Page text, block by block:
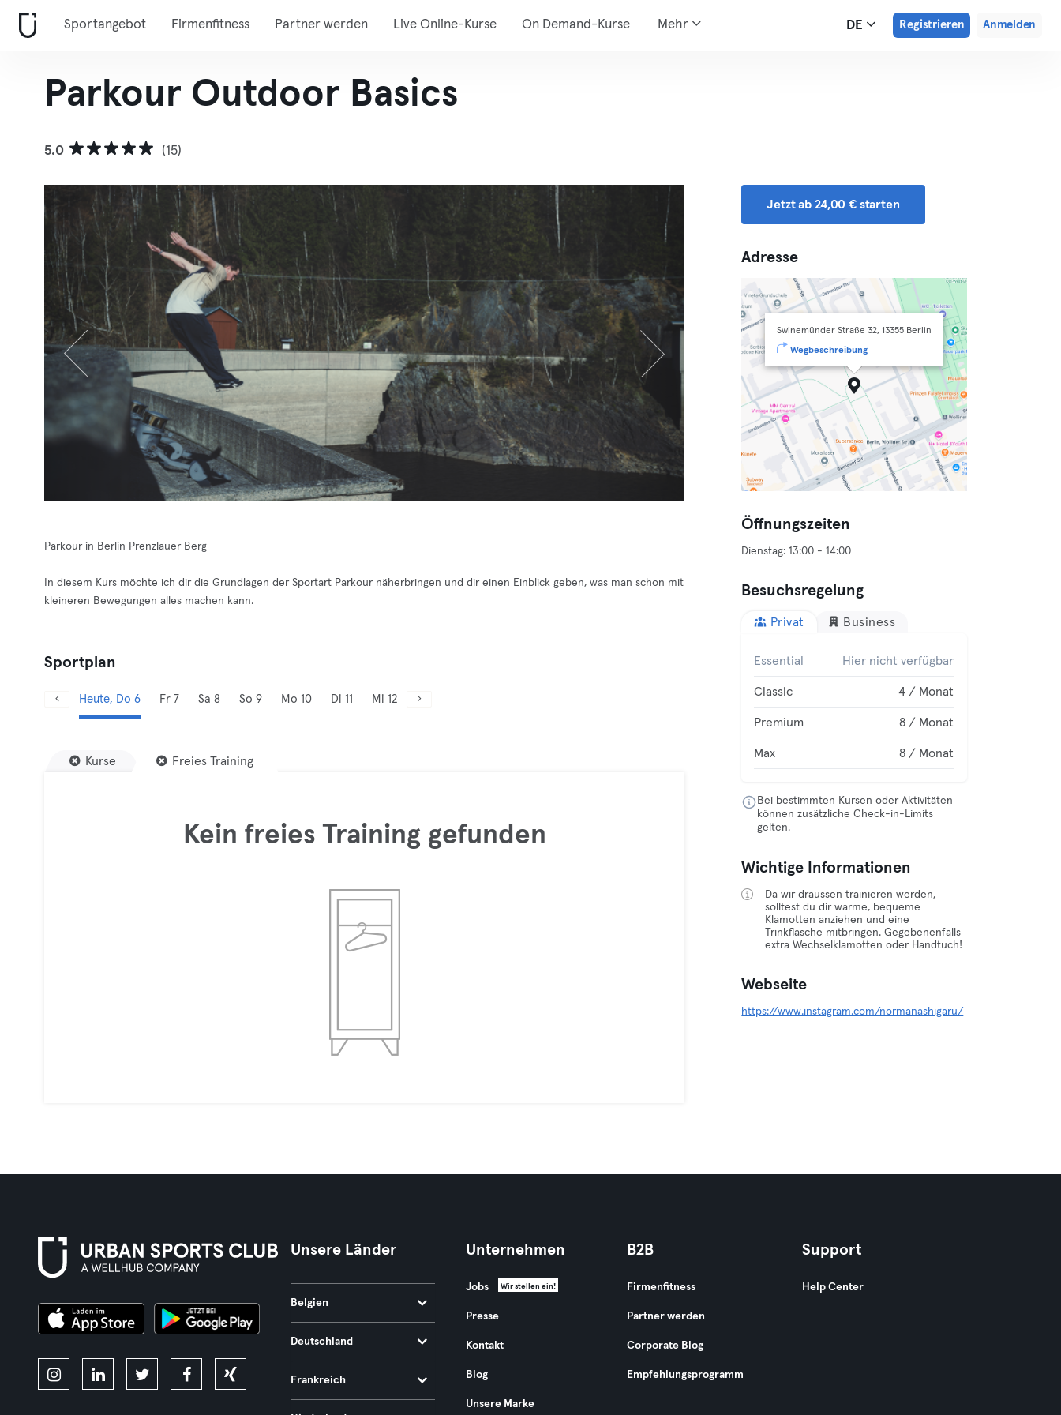
Sportangebot Firmenfitness Partner werden Live Online-Kurse On Demand-Kurse Mehr DE Registrieren Anmelden
Parkour Outdoor Basics
5.0 (15)
Parkour in Berlin Prenzlauer Berg
In diesem Kurs möchte ich dir die Grundlagen der Sportart Parkour näherbringen und dir einen Einblick geben, was man schon mit
kleineren Bewegungen alles machen kann.
Sportplan
Heute, Do 6 Fr 7 Sa 8 So 9 Mo 10 Di 11 Mi 12
Kurse Freies Training
Kein freies Training gefunden
Jetzt ab 24,00 € starten
Adresse
Swinemünder Straße 32, 13355 Berlin
Wegbeschreibung
Öffnungszeiten
Besuchsregelung
Privat Business
Essential Hier nicht verfügbar
Classic 4 / Monat
Premium 8 / Monat
Max 8 / Monat
Bei bestimmten Kursen oder Aktivitäten
können zusätzliche Check-in-Limits
gelten.
Wichtige Informationen
Da wir draussen trainieren werden,
solltest du dir warme, bequeme
Klamotten anziehen und eine
Trinkflasche mitbringen. Gegebenenfalls
extra Wechselklamotten oder Handtuch!
Webseite
https://www.instagram.com/normanashigaru/
Unsere Länder
Belgien
Deutschland
Frankreich
Unternehmen
Jobs Wir stellen ein!
Presse
Kontakt
Blog
Unsere Marke
B2B
Firmenfitness
Partner werden
Corporate Blog
Empfehlungsprogramm
Support
Help Center